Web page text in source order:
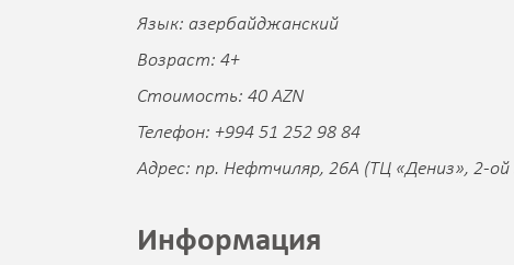
Язык: азербайджанский
Возраст: 4+
Стоимость: 40 AZN
Телефон: +994 51 252 98 84
Адрес: пр. Нефтчиляр, 26А (ТЦ «Дениз», 2-
Информация